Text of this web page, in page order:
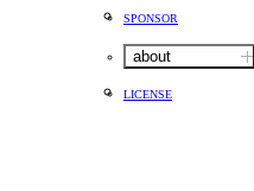
SPONSOR
about
LICENSE